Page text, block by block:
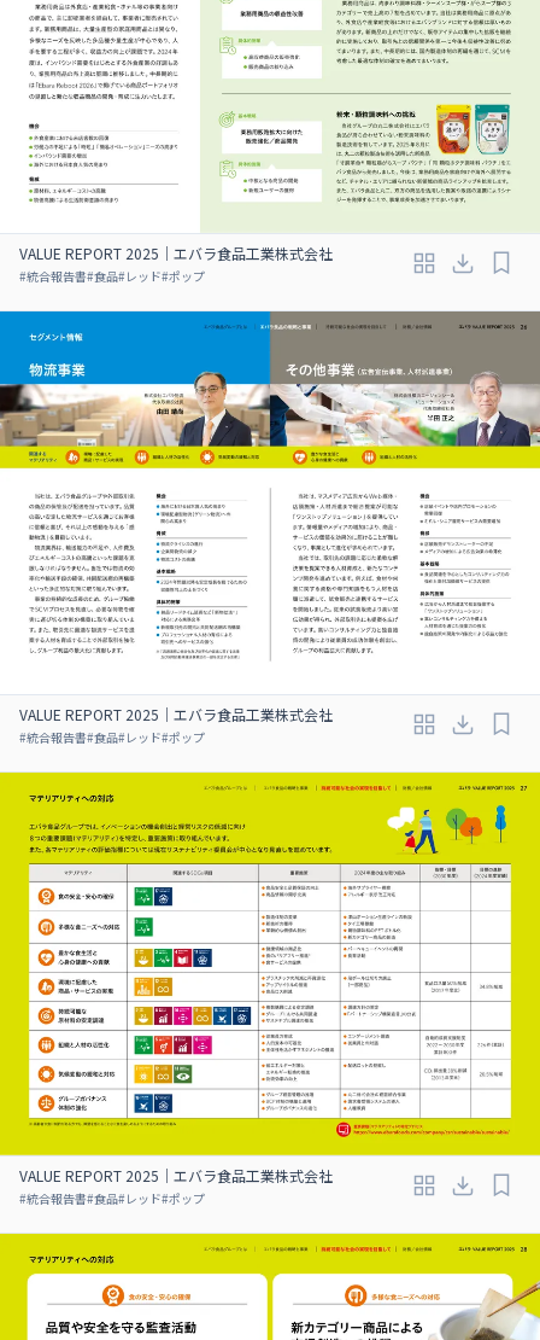
VALUE REPORT 2025｜エバラ食品工業株式会社
#統合報告書#食品#レッド#ポップ
VALUE REPORT 2025｜エバラ食品工業株式会社
#統合報告書#食品#レッド#ポップ
VALUE REPORT 2025｜エバラ食品工業株式会社
#統合報告書#食品#レッド#ポップ